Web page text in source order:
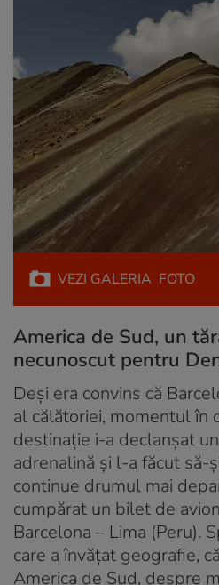
VEZI GALERIA FOTO
America de Sud, un
necunoscut pentru
Deși era convins că
al călătoriei, momentul în
destinație i-a declanșat
adrenalină și l-a făcut să-
continue drumul mai
cumpărat un bilet de
Barcelona – Lima (Peru).
care a învățat geografie,
America de Sud, despre